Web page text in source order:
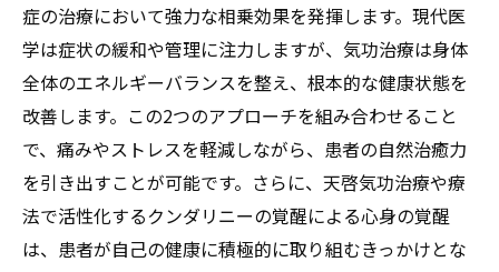
症の治療において強力な相乗効果を発揮します。現代医
学は症状の緩和や管理に注力しますが、気功治療は身体
全体のエネルギーバランスを整え、根本的な健康状態を
改善します。この2つのアプローチを組み合わせること
で、痛みやストレスを軽減しながら、患者の自然治癒力
を引き出すことが可能です。さらに、天啓気功治療や療
法で活性化するクンダリニーの覚醒による心身の覚醒
は、患者が自己の健康に積極的に取り組むきっかけとな